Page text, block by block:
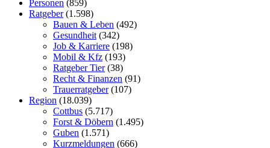
Personen (859)
Ratgeber(1.598)
Bauen & Leben (492)
Gesundheit (342)
Job & Karriere (198)
Mobil & Kfz (193)
Ratgeber Tier(38)
Recht & Finanzen (91)
Trauerratgeber(107)
Region (18.039)
Cottbus (5.717)
Forst & Döbern (1.495)
Guben (1.571)
Kurzmeldungen (666)